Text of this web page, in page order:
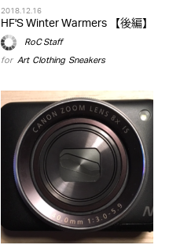
2018.12.16
HF'S Winter Warmers 【後編】
RoC Staff
for Art,Clothing,Sneakers